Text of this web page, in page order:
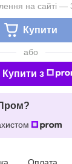
на сайті —
Купити
або
Купити з
Оплата